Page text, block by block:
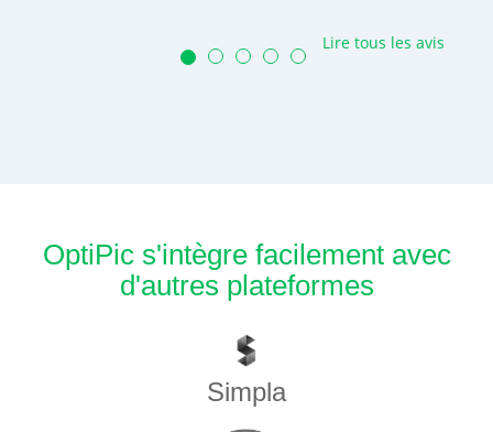
Lire tous les avis
OptiPic s'intègre facilement avec
d'autres plateformes
Simpla